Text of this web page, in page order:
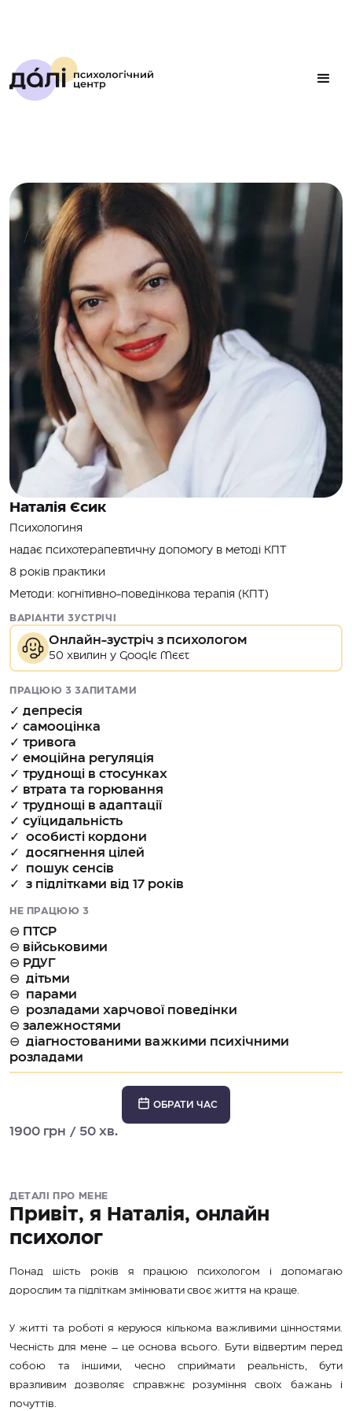
Наталія Єсик
Психологиня
надає психотерапевтичну допомогу в методі КПТ
8 років практики
Методи: когнітивно-поведінкова терапія (КПТ)
ВАРІАНТИ ЗУСТРІЧІ
Онлайн-зустріч з психологом
50 хвилин у Google Meet
ПРАЦЮЮ З ЗАПИТАМИ
✓ депресія
✓ самооцінка
✓ тривога
✓ емоційна регуляція
✓ труднощі в стосунках
✓ втрата та горювання
✓ труднощі в адаптації
✓ суїцидальність
✓ особисті кордони
✓ досягнення цілей
✓ пошук сенсів
✓ з підлітками від 17 років
НЕ ПРАЦЮЮ З
⊖ ПТСР
⊖ військовими
⊖ РДУГ
⊖ дітьми
⊖ парами
⊖ розладами харчової поведінки
⊖ залежностями
⊖ діагностованими важкими психічними
розладами
ОБРАТИ ЧАС
1900 грн / 50 хв.
ДЕТАЛІ ПРО МЕНЕ
Привіт, я Наталія, онлайн
психолог
Понад шість років я працюю психологом і допомагаю
дорослим та підліткам змінювати своє життя на краще.
У житті та роботі я керуюся кількома важливими цінностями.
Чесність для мене – це основа всього. Бути відвертим перед
собою та іншими, чесно сприймати реальність, бути
вразливим дозволяє справжнє розуміння своїх бажань і
почуттів.